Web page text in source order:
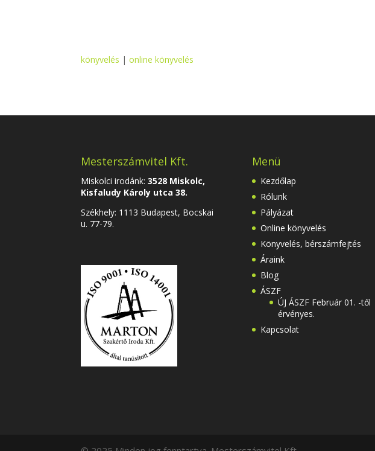
könyvelés |online könyvelés
Mesterszámvitel Kft.
Miskolci irodánk:3528 Miskolc,
Kisfaludy Károly utca 38.
Székhely: 1113 Budapest, Bocskai
u. 77-79.
Menü
Kezdőlap
Rólunk
Pályázat
Online könyvelés
Könyvelés, bérszámfejtés
Áraink
Blog
ÁSZF
ÚJ ÁSZF Február 01. -től
érvényes.
Kapcsolat